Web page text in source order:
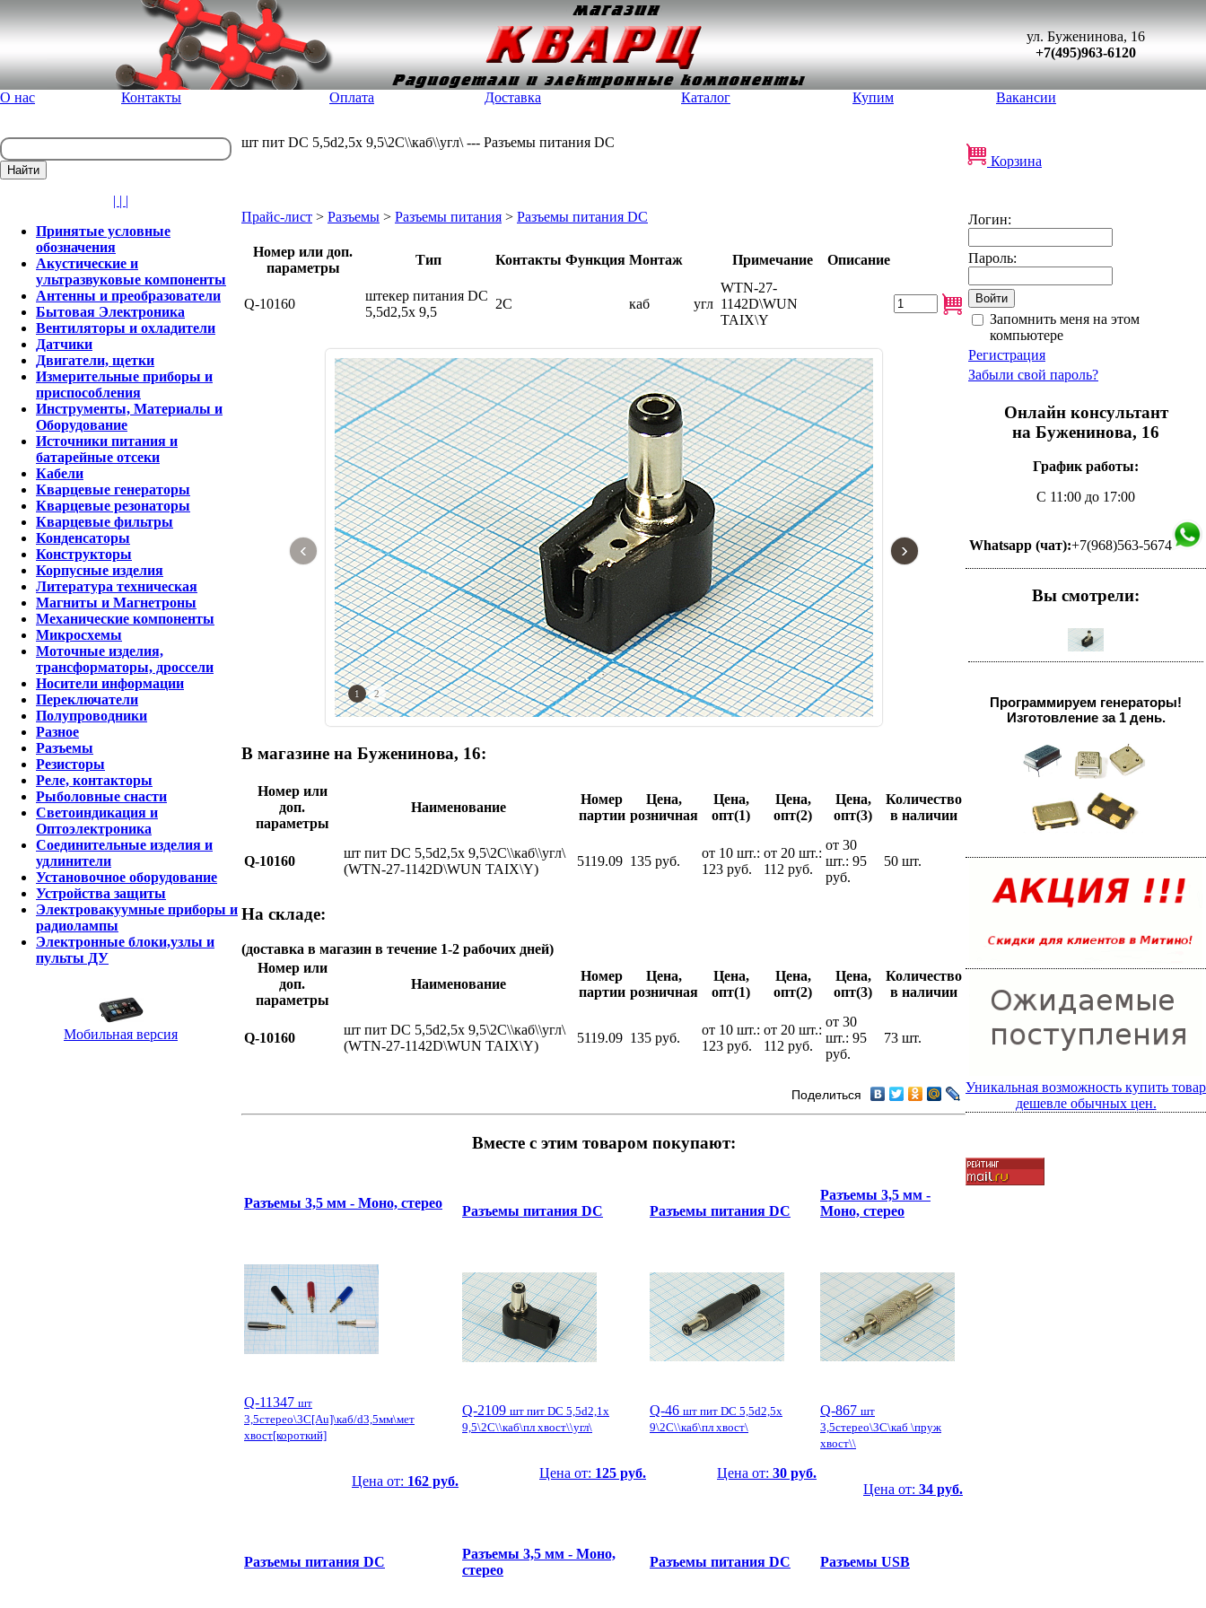
ул. Буженинова, 16
+7(495)963-6120
О нас Контакты Оплата Доставка Каталог Купим Вакансии
шт пит DC 5,5d2,5x 9,5\2C\\каб\\угл\ --- Разъемы питания DC
Корзина
| | |
Принятые условные
обозначения
Акустические и
ультразвуковые компоненты
Антенны и преобразователи
Бытовая Электроника
Вентиляторы и охладители
Датчики
Двигатели, щетки
Измерительные приборы и
приспособления
Инструменты, Материалы и
Оборудование
Источники питания и
батарейные отсеки
Кабели
Кварцевые генераторы
Кварцевые резонаторы
Кварцевые фильтры
Конденсаторы
Конструкторы
Корпусные изделия
Литература техническая
Магниты и Магнетроны
Механические компоненты
Микросхемы
Моточные изделия,
трансформаторы, дроссели
Носители информации
Переключатели
Полупроводники
Разное
Разъемы
Резисторы
Реле, контакторы
Рыболовные снасти
Светоиндикация и
Оптоэлектроника
Соединительные изделия и
удлинители
Установочное оборудование
Устройства защиты
Электровакуумные приборы и
радиолампы
Электронные блоки,узлы и
пульты ДУ
Мобильная версия
Прайс-лист > Разъемы > Разъемы питания > Разъемы питания DC
Номер или доп.
параметры
Тип Контакты Функция Монтаж Примечание Описание
Q-10160
штекер питания DC
5,5d2,5x 9,5
2C каб угл
WTN-27-
1142D\WUN
TAIX\Y
‹ ›
1 2
В магазине на Буженинова, 16:
Номер или
доп.
параметры
Наименование
Номер
партии
Цена,
розничная
Цена,
опт(1)
Цена,
опт(2)
Цена,
опт(3)
Количество
в наличии
Q-10160
шт пит DC 5,5d2,5x 9,5\2C\\каб\\угл\
(WTN-27-1142D\WUN TAIX\Y)
5119.09 135 руб.
от 10 шт.:
123 руб.
от 20 шт.:
112 руб.
от 30
шт.: 95
руб.
50 шт.
На складе:
(доставка в магазин в течение 1-2 рабочих дней)
Номер или
доп.
параметры
Наименование
Номер
партии
Цена,
розничная
Цена,
опт(1)
Цена,
опт(2)
Цена,
опт(3)
Количество
в наличии
Q-10160
шт пит DC 5,5d2,5x 9,5\2C\\каб\\угл\
(WTN-27-1142D\WUN TAIX\Y)
5119.09 135 руб.
от 10 шт.:
123 руб.
от 20 шт.:
112 руб.
от 30
шт.: 95
руб.
73 шт.
Поделиться
Вместе с этим товаром покупают:
Разъемы 3,5 мм - Моно, стерео
Q-11347 шт
3,5стерео\3C[Au]\каб/d3,5мм\мет
хвост[короткий]
Цена от: 162 руб.
Разъемы питания DC
Q-2109 шт пит DC 5,5d2,1x
9,5\2C\\каб\пл хвост\\угл\
Цена от: 125 руб.
Разъемы питания DC
Q-46 шт пит DC 5,5d2,5x
9\2C\\каб\пл хвост\
Цена от: 30 руб.
Разъемы 3,5 мм -
Моно, стерео
Q-867 шт
3,5стерео\3C\каб \пруж
хвост\\
Цена от: 34 руб.
Разъемы питания DC
Разъемы 3,5 мм - Моно,
стерео
Разъемы питания DC Разъемы USB
Логин:
Пароль:
Запомнить меня на этом
компьютере
Регистрация
Забыли свой пароль?
Онлайн консультант
на Буженинова, 16
График работы:
С 11:00 до 17:00
Whatsapp (чат):+7(968)563-5674
Вы смотрели:
Программируем генераторы!
Изготовление за 1 день.
Уникальная возможность купить товар
дешевле обычных цен.